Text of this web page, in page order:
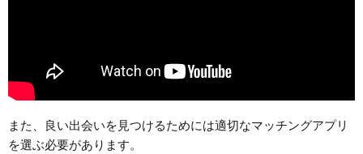
また、良い出会いを見つけるためには適切なマッチングアプリ
を選ぶ必要があります。